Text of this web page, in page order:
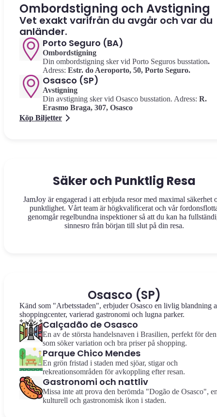
Ombordstigning och Avstigning
Vet exakt varifrån du avgår och var du
anländer.
Porto Seguro (BA)
Ombordstigning
Din ombordstigning sker vid Porto Seguros busstation.
Adress: Estr. do Aeroporto, 50, Porto Seguro.
Osasco (SP)
Avstigning
Din avstigning sker vid Osasco busstation. Adress: R.
Erasmo Braga, 307, Osasco
Köp Biljetter
Säker och Punktlig Resa
JamJoy är engagerad i att erbjuda resor med maximal säkerhet
punktlighet. Vårt team är högkvalificerat och vår
genomgår regelbundna inspektioner så att du kan ha
sinnesro från början till slut på din resa.
Osasco (SP)
Känd som "Arbetsstaden", erbjuder Osasco en livlig blandning
shoppingcenter, varierad gastronomi och lugna parker.
Calçadão de Osasco
En av de största handelsnaven i Brasilien, perfekt för den
som söker variation och bra priser på shopping.
Parque Chico Mendes
En grön fristad i staden med sjöar, stigar och
rekreationsområden för avkoppling efter resan.
Gastronomi och nattliv
Missa inte att prova den berömda "Dogão de Osasco",
kulturell och gastronomisk ikon i staden.